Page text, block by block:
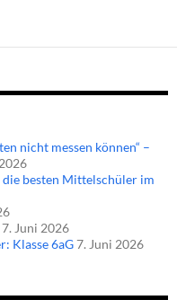
nicht messen können“ –
besten Mittelschüler im
7. Juni 2026
Klasse 6aG7. Juni 2026